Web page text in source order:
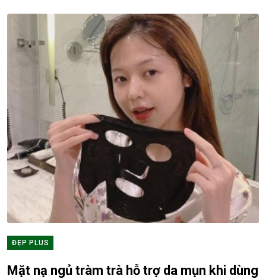
ĐẸP PLUS
Mặt nạ ngủ tràm trà hỗ trợ da mụn khi dùng